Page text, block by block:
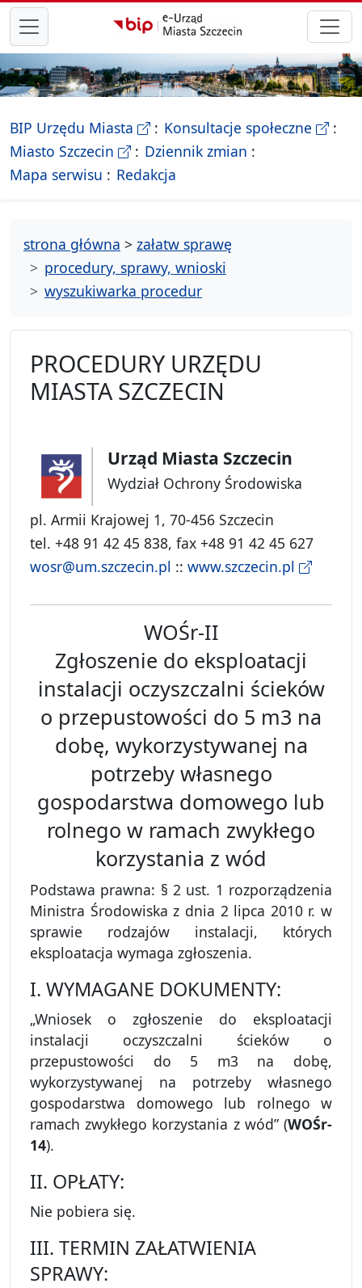
przejdź do głównego menu
BIP Urzędu Miasta - Biletyn Informacji Publicznej
Konsultacje społeczne-
Miasto Szczecin - Oficjalna strona Miasta Szczecin
Dziennik zmian
Mapa serwisu - drzewko rozdziałów
Redakcja
strona główna > załatw sprawę
procedury, sprawy, wnioski
wyszukiwarka procedur
PROCEDURY URZĘDU
MIASTA SZCZECIN
Urząd Miasta Szczecin
Wydział Ochrony Środowiska
pl. Armii Krajowej 1, 70-456 Szczecin
tel. +48 91 42 45 838, fax +48 91 42 45 627
wosr@um.szczecin.pl :: www.szczecin.pl
WOŚr-II
Zgłoszenie do eksploatacji
instalacji oczyszczalni ścieków
o przepustowości do 5 m3 na
dobę, wykorzystywanej na
potrzeby własnego
gospodarstwa domowego lub
rolnego w ramach zwykłego
korzystania z wód
Podstawa prawna: § 2 ust. 1 rozporządzenia
Ministra Środowiska z dnia 2 lipca 2010 r. w
sprawie rodzajów instalacji, których
eksploatacja wymaga zgłoszenia.
I. WYMAGANE DOKUMENTY:
„Wniosek o zgłoszenie do eksploatacji
instalacji oczyszczalni ścieków o
przepustowości do 5 m3 na dobę,
wykorzystywanej na potrzeby własnego
gospodarstwa domowego lub rolnego w
ramach zwykłego korzystania z wód” (WOŚr-
14).
II. OPŁATY:
Nie pobiera się.
III. TERMIN ZAŁATWIENIA
SPRAWY: